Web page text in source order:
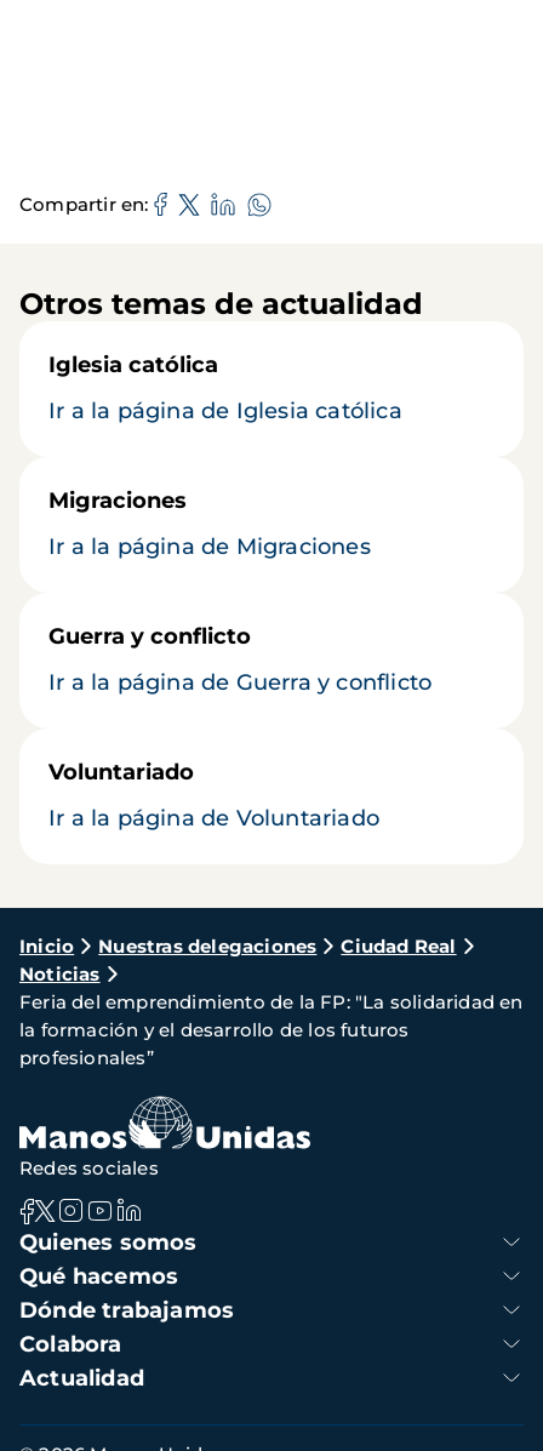
Compartir en
Otros temas de actualidad
Iglesia católica
Ir a la página de Iglesia católica
Migraciones
Ir a la página de Migraciones
Guerra y conflicto
Ir a la página de Guerra y conflicto
Voluntariado
Ir a la página de Voluntariado
Ruta
de
navegación
Inicio Nuestras delegaciones
Ciudad Real
Noticias
Feria del emprendimiento de la FP: "La solidaridad en
la formación y el desarrollo de los futuros
profesionales”
Navegación
principal
Quienes somos
Qué hacemos
Dónde trabajamos
Colabora
Actualidad
Redes sociales